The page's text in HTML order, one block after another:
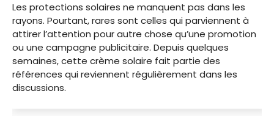
Les protections solaires ne manquent pas dans les
rayons. Pourtant, rares sont celles qui parviennent à
attirer l’attention pour autre chose qu’une promotion
ou une campagne publicitaire. Depuis quelques
semaines, cette crème solaire fait partie des
références qui reviennent régulièrement dans les
discussions.